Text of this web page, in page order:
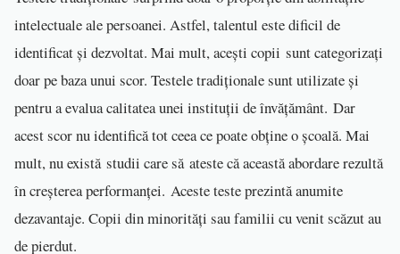
intelectuale ale persoanei. Astfel, talentul este dificil de
identificat și dezvoltat. Mai mult, acești copii sunt categorizați
doar pe baza unui scor. Testele tradiționale sunt utilizate și
pentru a evalua calitatea unei instituții de învățământ. Dar
acest scor nu identifică tot ceea ce poate obține o școală. Mai
mult, nu există studii care să ateste că această abordare rezultă
în creșterea performanței. Aceste teste prezintă anumite
dezavantaje. Copii din minorități sau familii cu venit scăzut au
de pierdut.